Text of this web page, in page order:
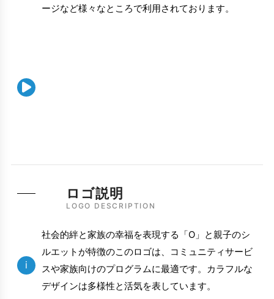
ージなど様々なところで利用されております。

LOGO DESCRIPTION
ロゴ説明
i
社会的絆と家族の幸福を表現する「O」と親子のシ
ルエットが特徴のこのロゴは、コミュニティサービ
スや家族向けのプログラムに最適です。カラフルな
デザインは多様性と活気を表しています。